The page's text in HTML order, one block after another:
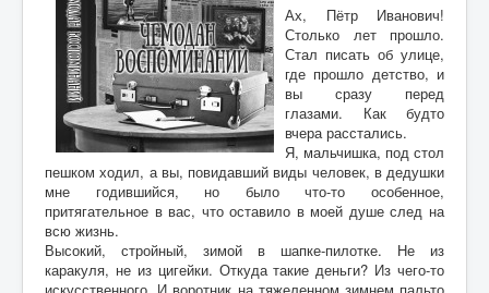
Ах, Пётр Иванович!
Столько лет прошло.
Стал писать об улице,
где прошло детство, и
вы сразу перед
глазами. Как будто
вчера расстались.
Я, мальчишка, под стол
пешком ходил, а вы, повидавший виды человек, в дедушки
мне годившийся, но было что-то особенное,
притягательное в вас, что оставило в моей душе след на
всю жизнь.
Высокий, стройный, зимой в шапке-пилотке. Не из
каракуля, не из цигейки. Откуда такие деньги? Из чего-то